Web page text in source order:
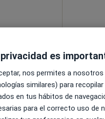
es
nos permites a
similares) para
en tus hábitos de
para el correcto uso de